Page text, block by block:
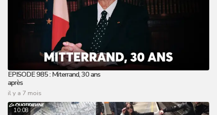
EPISODE 985 : Miterrand, 30 ans
après
il y a 7 mois
10:08